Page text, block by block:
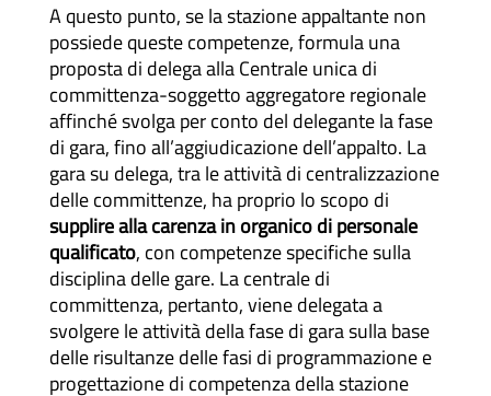
A questo punto, se la stazione appaltante non
possiede queste competenze, formula una
proposta di delega alla Centrale unica di
committenza-soggetto aggregatore regionale
affinché svolga per conto del delegante la fase
di gara, fino all’aggiudicazione dell’appalto. La
gara su delega, tra le attività di centralizzazione
delle committenze, ha proprio lo scopo di
supplire alla carenza in organico di personale
qualificato, con competenze specifiche sulla
disciplina delle gare. La centrale di
committenza, pertanto, viene delegata a
svolgere le attività della fase di gara sulla base
delle risultanze delle fasi di programmazione e
progettazione di competenza della stazione